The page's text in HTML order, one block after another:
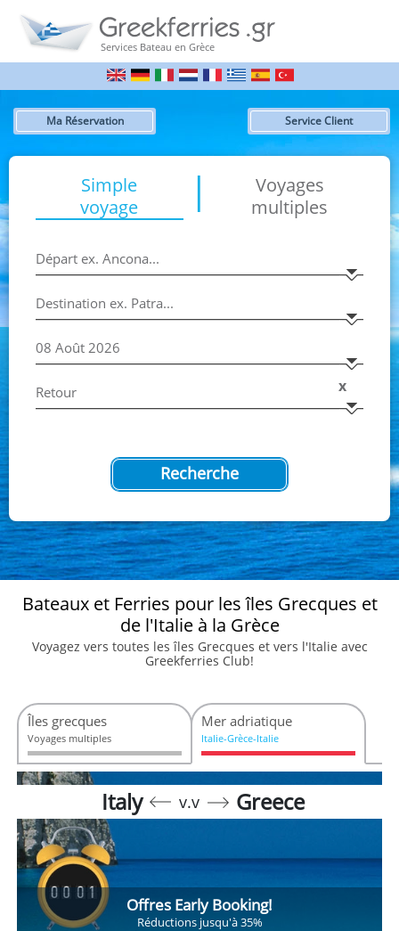
Services Bateau en Grèce
Service Client
Ma Réservation
Simple
voyage
x
Recherche
|
Voyages
multiples
Bateaux et Ferries pour les îles Grecques et
de l'Italie à la Grèce
Voyagez vers toutes les îles Grecques et vers l'Italie avec
Greekferries Club!
Îles grecques
Voyages multiples
Mer adriatique
Italie-Grèce-Italie
Italy v.v Greece
Offres Early Booking!
Réductions jusqu'à 35%